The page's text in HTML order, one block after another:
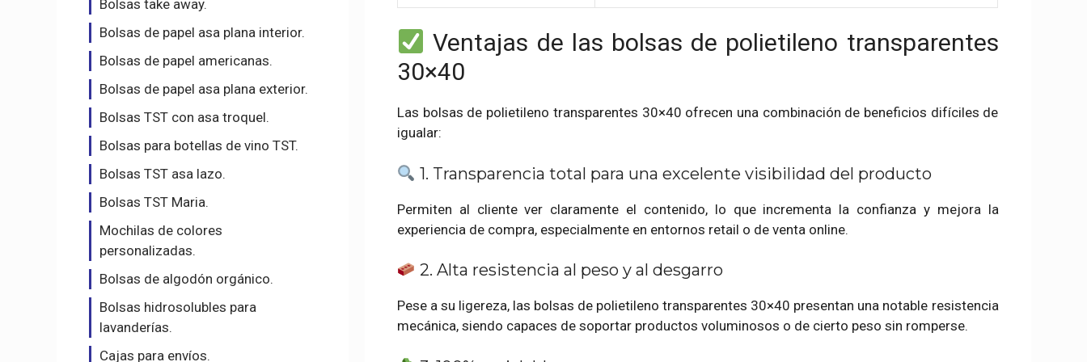
Ventajas de las bolsas de polietileno transparentes
30×40
Las bolsas de polietileno transparentes 30×40 ofrecen una combinación de beneficios difíciles de
igualar:
1. Transparencia total para una excelente visibilidad del producto
Permiten al cliente ver claramente el contenido, lo que incrementa la confianza y mejora la
experiencia de compra, especialmente en entornos retail o de venta online.
2. Alta resistencia al peso y al desgarro
Pese a su ligereza, las bolsas de polietileno transparentes 30×40 presentan una notable resistencia
mecánica, siendo capaces de soportar productos voluminosos o de cierto peso sin romperse.
Bolsas take away.
Bolsas de papel asa plana interior.
Bolsas de papel americanas.
Bolsas de papel asa plana exterior.
Bolsas TST con asa troquel.
Bolsas para botellas de vino TST.
Bolsas TST asa lazo.
Bolsas TST Maria.
Mochilas de colores
personalizadas.
Bolsas de algodón orgánico.
Bolsas hidrosolubles para
lavanderías.
Cajas para envíos.